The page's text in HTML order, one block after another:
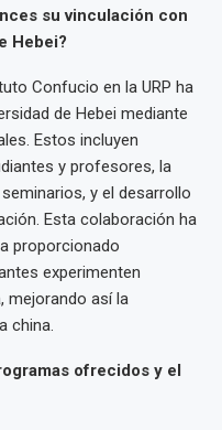
su vinculación con
Hebei?
Confucio en la URP ha
de Hebei mediante
Estos incluyen
y profesores, la
y el desarrollo
Esta colaboración ha
proporcionado
experimenten
mejorando así la
china.
ofrecidos y el